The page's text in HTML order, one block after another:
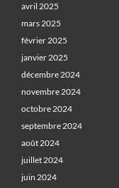
avril 2025
mars 2025
février 2025
janvier 2025
décembre 2024
novembre 2024
octobre 2024
septembre 2024
août 2024
juillet 2024
juin 2024